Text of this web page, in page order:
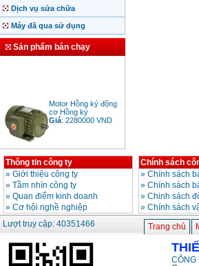
Dịch vụ sửa chữa
Máy đã qua sử dụng
Sản phẩm bán chạy
cơ Hồng ký
Giá:2280000
Bảng giá động cơ
diesel đầu nổ diesel
Giá
6500000
Bảng giá mũi khoan
rút lõi bê tông
Thông tin công ty
» Giới thiệu công ty
» Tầm nhìn công ty
» Quan điểm kinh doanh
» Cơ hội nghề nghiệp
Chính sách
» Chính sách
» Chính sách
» Chinh sách
» Chính sách
Lượt truy cập: 40351466 Trang chủ
CÔNG